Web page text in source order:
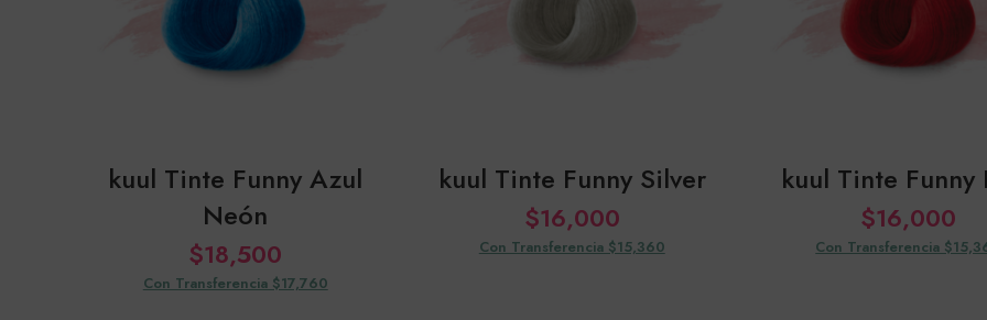
kuul Tinte Funny Azul
Neón
$18,500
Con Transferencia $17,760
kuul Tinte Funny Silver
$16,000
Con Transferencia $15,360
kuul Tinte Funny
$16,000
Con Transferencia